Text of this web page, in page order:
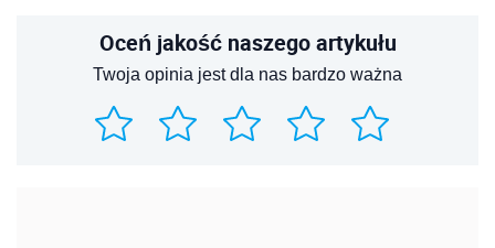
Oceń jakość naszego artykułu
Twoja opinia jest dla nas bardzo ważna